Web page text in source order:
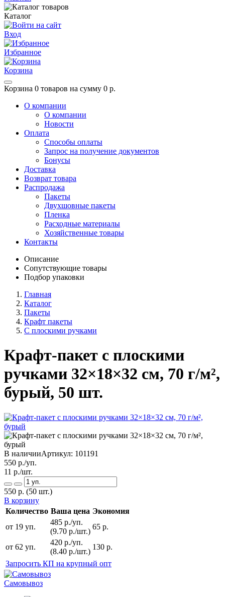
Каталог
Вход
Избранное
Корзина
Корзина 0 товаров на сумму 0 р.
О компании
О компании
Новости
Оплата
Способы оплаты
Запрос на получение документов
Бонусы
Доставка
Возврат товара
Распродажа
Пакеты
Двухшовные пакеты
Пленка
Расходные материалы
Хозяйственные товары
Контакты
Описание
Сопутствующие товары
Подбор упаковки
Главная
Каталог
Пакеты
Крафт пакеты
С плоскими ручками
Крафт-пакет с плоскими
ручками 32×18×32 см, 70 г/м²,
бурый, 50 шт.
В наличииАртикул: 101191
550 р./уп.
11 р./шт.
550 р. (50 шт.)
В корзину
Количество Ваша цена Экономия
от 19 уп.
485 р./уп.
(9.70 р./шт.)
65 р.
от 62 уп.
420 р./уп.
(8.40 р./шт.)
130 р.
Запросить КП на крупный опт
Самовывоз